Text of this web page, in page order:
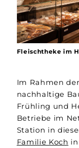
Fleischtheke im
Im Rahmen
nachhaltige
Frühling und
Betriebe im
Station in
Familie Koch